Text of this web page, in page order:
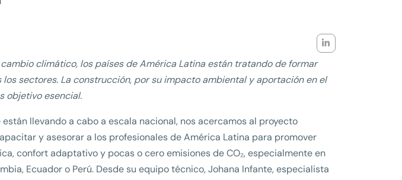
climático, los países de América Latina están tratando de formar
sectores. La construcción, por su impacto ambiental y aportación en el
objetivo esencial.
llevando a cabo a escala nacional, nos acercamos al proyecto
y asesorar a los profesionales de América Latina para promover
confort adaptativo y pocas o cero emisiones de CO₂, especialmente en
Ecuador o Perú. Desde su equipo técnico, Johana Infante, especialista